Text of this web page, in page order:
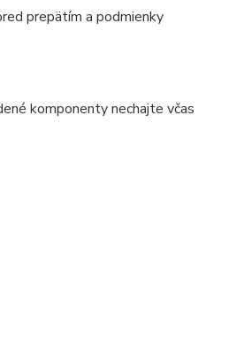
prepätím a podmienky
komponenty nechajte včas